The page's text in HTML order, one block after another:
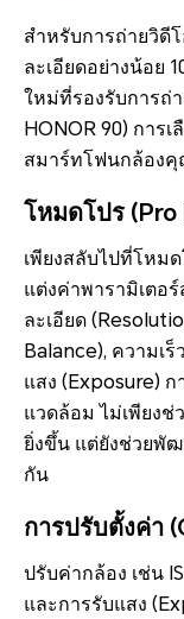
สำหรับการถ่ายวิดี
ละเอียดอย่างน้อย
ใหม่ที่รองรับการถ่
HONOR 90) การ
สมาร์ทโฟนกล้อง
โหมดโปร (Pro
เพียงสลับไปที่โหม
แต่งค่าพารามิเตอ
ละเอียด
Balance), ความเ
แสง (Exposure)
แวดล้อม ไม่เพียง
ยิ่งขึ้น แต่ยังช่วยพั
กัน
การปรับตั้งค่า
ปรับค่ากล้อง เช่น
และการรับแสง